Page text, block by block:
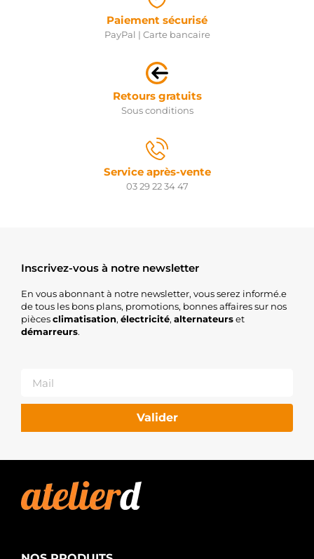
Paiement sécurisé
PayPal | Carte bancaire
Retours gratuits
Sous conditions
Service après-vente
03 29 22 34 47
Inscrivez-vous à notre newsletter
En vous abonnant à notre newsletter, vous serez informé.e
de tous les bons plans, promotions, bonnes affaires sur nos
piècesclimatisation, électricité, alternateurset
démarreurs.
Valider